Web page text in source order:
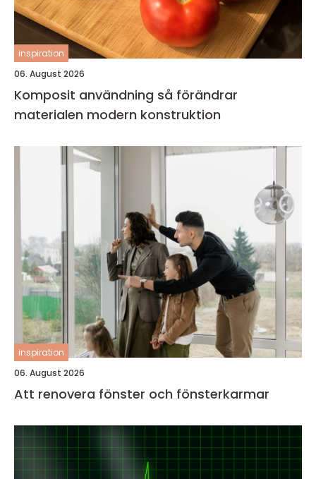
inspiration
06. August 2026
Komposit användning så förändrar
materialen modern konstruktion
inspiration
06. August 2026
Att renovera fönster och fönsterkarmar